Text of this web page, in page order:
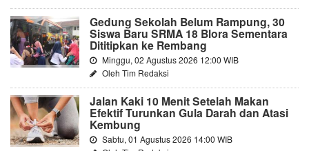
Gedung Sekolah Belum Rampung, 30
Siswa Baru SRMA 18 Blora Sementara
Dititipkan ke Rembang
Minggu, 02 Agustus 2026 12:00 WIB
Oleh Tim Redaksi
Jalan Kaki 10 Menit Setelah Makan
Efektif Turunkan Gula Darah dan Atasi
Kembung
Sabtu, 01 Agustus 2026 14:00 WIB